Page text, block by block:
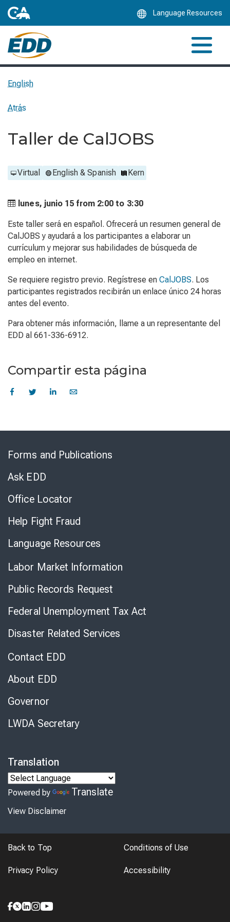
Language Resources
English
Atrás
Taller de CalJOBS
Virtual English & Spanish Kern
lunes, junio 15 from 2:00 to 3:30
Este taller será en español. Ofrecerá un resumen general de
CalJOBS y ayudará a los participantes a elaborar un
currículum y mejorar sus habilidades de búsqueda de
empleo en internet.
Se requiere registro previo. Regístrese en CalJOBS. Los
participantes registrados recibirán un enlace único 24 horas
antes del evento.
Para obtener más información, llame a un representante del
EDD al 661-336-6912.
Compartir esta página
Forms and Publications
Ask EDD
Office Locator
Help Fight Fraud
Language Resources
Labor Market Information
Public Records Request
Federal Unemployment Tax Act
Disaster Related Services
Contact EDD
About EDD
Governor
LWDA Secretary
Translation
Powered by Translate
View Disclaimer
Back to Top Conditions of Use
Privacy Policy Accessibility